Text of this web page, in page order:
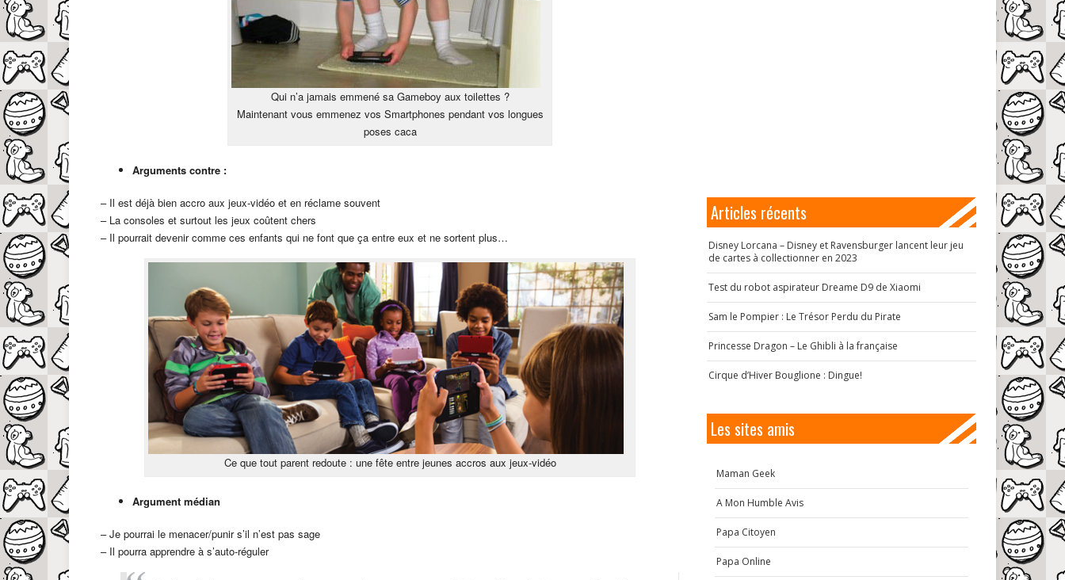
Qui n’a jamais emmené sa Gameboy aux toilettes ?
Maintenant vous emmenez vos Smartphones pendant vos longues
poses caca
Arguments contre :
– Il est déjà bien accro aux jeux-vidéo et en réclame souvent
– La consoles et surtout les jeux coûtent chers
– Il pourrait devenir comme ces enfants qui ne font que ça entre eux et ne sortent plus…
Ce que tout parent redoute : une fête entre jeunes accros aux jeux-vidéo
Argument médian
– Je pourrai le menacer/punir s’il n’est pas sage
– Il pourra apprendre à s’auto-réguler
Articles récents
Disney Lorcana – Disney et Ravensburger lancent leur jeu
de cartes à collectionner en 2023
Test du robot aspirateur Dreame D9 de Xiaomi
Sam le Pompier : Le Trésor Perdu du Pirate
Princesse Dragon – Le Ghibli à la française
Cirque d’Hiver Bouglione : Dingue!
Les sites amis
Maman Geek
A Mon Humble Avis
Papa Citoyen
Papa Online